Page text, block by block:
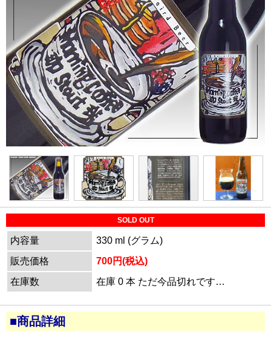
SOLD OUT
内容量
330 ml (グラム)
販売価格
700円(税込)
在庫数
在庫 0 本 ただ今品切れです…
■商品詳細